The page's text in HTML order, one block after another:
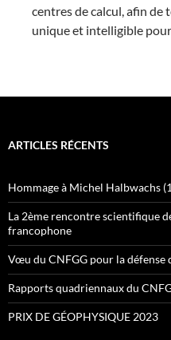
centres de calcul, afin
unique et intelligible
ARTICLES RÉCENTS
Hommage à Michel Halbwachs
La 2ème rencontre scientifique
francophone
Vœu du CNFGG pour la défense
Rapports quadriennaux du
PRIX DE GÉOPHYSIQUE 2023